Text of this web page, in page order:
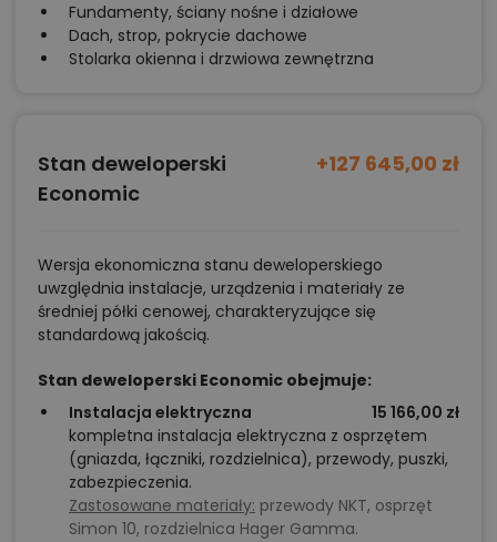
Fundamenty, ściany nośne i działowe
Dach, strop, pokrycie dachowe
Stolarka okienna i drzwiowa zewnętrzna
Stan deweloperski
Economic
+127 645,00 zł
Wersja ekonomiczna stanu deweloperskiego
uwzględnia instalacje, urządzenia i materiały ze
średniej półki cenowej, charakteryzujące się
standardową jakością.
Stan deweloperski Economic obejmuje:
Instalacja elektryczna
15 166,00 zł
kompletna instalacja elektryczna z osprzętem
(gniazda, łączniki, rozdzielnica), przewody, puszki,
zabezpieczenia.
Zastosowane materiały: przewody NKT, osprzęt
Simon 10, rozdzielnica Hager Gamma.